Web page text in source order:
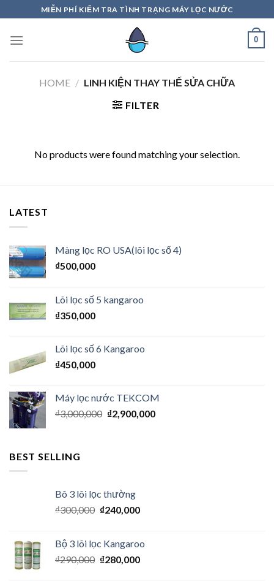
to
content
MIỄN PHÍ KIỂM TRA TÌNH TRẠNG MÁY LỌC NƯỚC
0
HOME / LINH KIỆN THAY THẾ SỬA CHỮA
FILTER
No products were found matching your selection.
LATEST
Màng lọc RO USA(lõi lọc số 4)
₫500,000
Lõi lọc số 5 kangaroo
₫350,000
Lõi lọc số 6 Kangaroo
₫450,000
Máy lọc nước TEKCOM
₫3,000,000 ₫2,900,000
BEST SELLING
Bô 3 lõi lọc thường
₫300,000 ₫240,000
Bộ 3 lõi lọc Kangaroo
₫290,000 ₫280,000